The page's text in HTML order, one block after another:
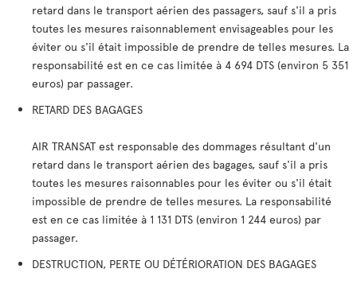
retard dans le transport aérien des passagers, sauf s'il a pris
toutes les mesures raisonnablement envisageables pour les
éviter ou s'il était impossible de prendre de telles mesures. La
responsabilité est en ce cas limitée à 4 694 DTS (environ 5 351
euros) par passager.
RETARD DES BAGAGES
AIR TRANSAT est responsable des dommages résultant d'un
retard dans le transport aérien des bagages, sauf s'il a pris
toutes les mesures raisonnables pour les éviter ou s'il était
impossible de prendre de telles mesures. La responsabilité
est en ce cas limitée à 1 131 DTS (environ 1 244 euros) par
passager.
DESTRUCTION, PERTE OU DÉTÉRIORATION DES BAGAGES